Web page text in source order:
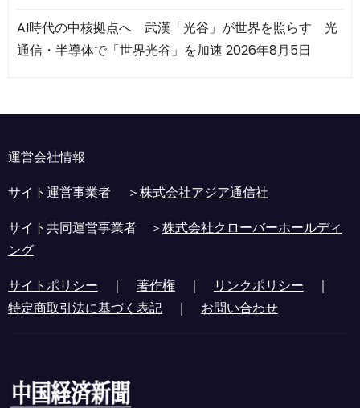
AI時代の中核拠点へ 武漢「光谷」が世界を照らす 光
通信・半導体で「世界光谷」を加速 2026年8月5日
運営会社情報
サイト運営事業者 ＞株式会社アジア通信社
サイト共同運営事業者 ＞株式会社クローバーホールディ
ング
サイトポリシー ｜ 著作権 ｜ リンクポリシー ｜
特定商取引法に基づく表記 ｜ お問い合わせ